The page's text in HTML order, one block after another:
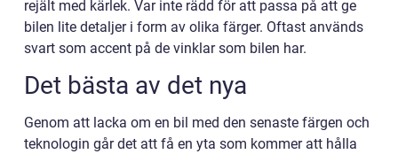
rejält med kärlek. Var inte rädd för att passa på att ge
bilen lite detaljer i form av olika färger. Oftast används
svart som accent på de vinklar som bilen har.
Det bästa av det nya
Genom att lacka om en bil med den senaste färgen och
teknologin går det att få en yta som kommer att hålla